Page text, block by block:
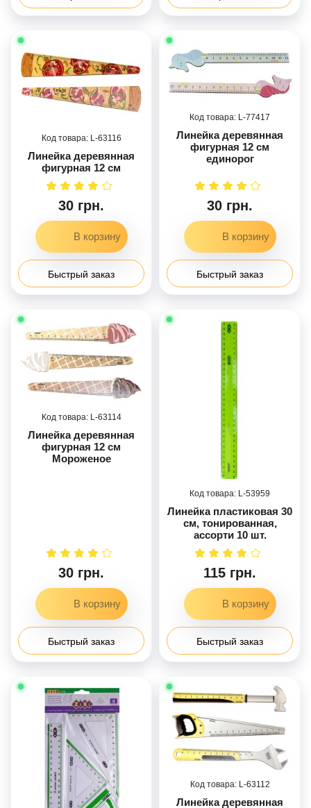
63116
Линейка деревянная
фигурная 12 см
30 грн.
Быстрый заказ
77417
Линейка деревянная
фигурная 12 см
единорог
30 грн.
Быстрый заказ
63114
Линейка деревянная
фигурная 12 см
Мороженое
30 грн.
Быстрый заказ
53959
Линейка пластиковая 30
см, тонированная,
ассорти 10 шт.
115 грн.
Быстрый заказ
63112
Линейка деревянная